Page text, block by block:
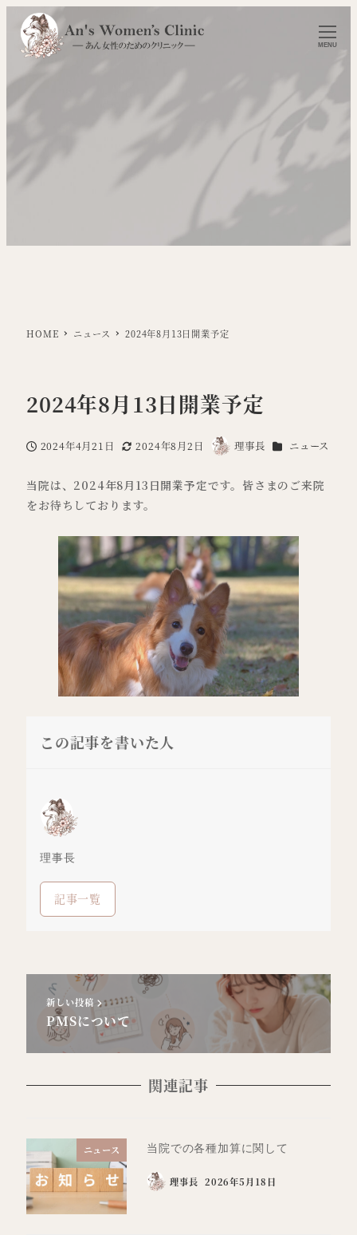
MENU
HOME ニュース 2024年8月13日開業予定
2024年8月13日開業予定
投稿日
2024年4月21日
更新日
2024年8月2日
著
理事長 カテゴリー
ニュース
当院は、2024年8月13日開業予定です。皆さまのご来院
をお待ちしております。
この記事を書いた人
理事長
記事一覧
新しい投稿
PMSについて
関連記事
ニュース 当院での各種加算に関して
理事長 2026年5月18日